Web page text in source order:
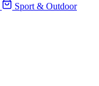
Sport & Outdoor